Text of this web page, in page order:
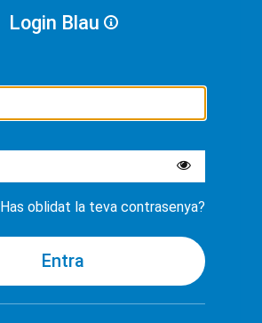
Login Blau
Has oblidat la teva contrasenya?